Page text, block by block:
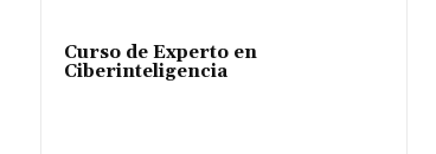
Curso de Experto en
Ciberinteligencia